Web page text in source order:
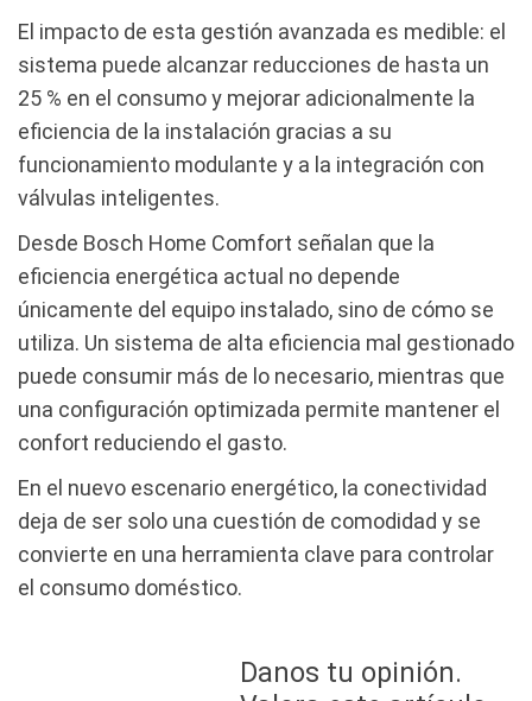
El impacto de esta gestión avanzada es medible: el
sistema puede alcanzar reducciones de hasta un
25 % en el consumo y mejorar adicionalmente la
eficiencia de la instalación gracias a su
funcionamiento modulante y a la integración con
válvulas inteligentes.
Desde Bosch Home Comfort señalan que la
eficiencia energética actual no depende
únicamente del equipo instalado, sino de cómo se
utiliza. Un sistema de alta eficiencia mal gestionado
puede consumir más de lo necesario, mientras que
una configuración optimizada permite mantener el
confort reduciendo el gasto.
En el nuevo escenario energético, la conectividad
deja de ser solo una cuestión de comodidad y se
convierte en una herramienta clave para controlar
el consumo doméstico.
Danos tu opinión.